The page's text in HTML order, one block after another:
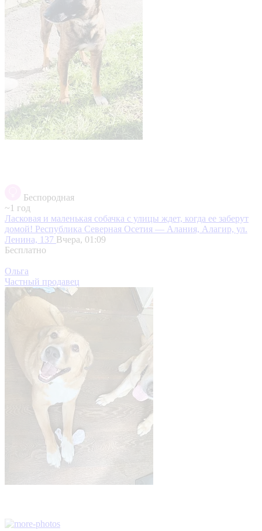
Беспородная
~1 год
Ласковая и маленькая собачка с улицы ждет, когда ее заберут
домой! Республика Северная Осетия — Алания, Алагир, ул.
Ленина, 137 Вчера, 01:09
Бесплатно
Ольга
Частный продавец